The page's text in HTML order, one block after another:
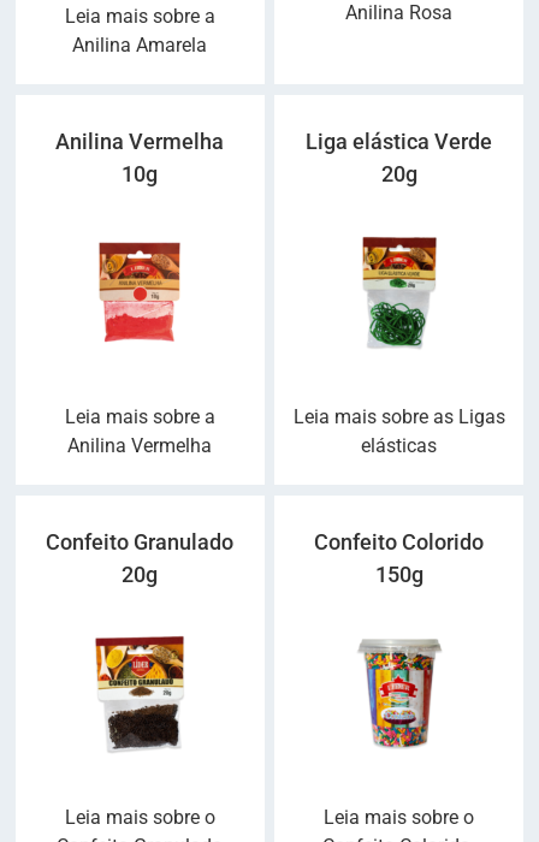
Leia mais sobre a
Anilina Amarela
Anilina Rosa
Anilina Vermelha
10g
Leia mais sobre a
Anilina Vermelha
Liga elástica Verde
20g
Leia mais sobre as Ligas
elásticas
Confeito Granulado
20g
Leia mais sobre o
Confeito Colorido
150g
Leia mais sobre o